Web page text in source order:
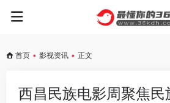
首页 • 影视资讯 • 正文
西昌民族电影周聚焦民